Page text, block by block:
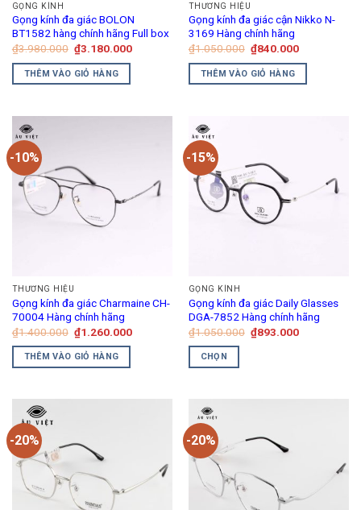
được
chọn
trên
trang
sản
GỌNG KÍNH
Gọng kính đa giác BOLON
BT1582 hàng chính hãng Full box
₫3.980.000 Giá
gốc
là:
₫3.980.000.
₫3.180.000Giá
THÊM VÀO GIỎ HÀNG
THƯƠNG HIỆU
Gọng kính đa giác cận Nikko N-
3169 Hàng chính hãng
₫1.050.000 Giá
gốc
là:
₫1.050.000.
₫840.000Giá
tại
THÊM VÀO GIỎ HÀNG
-10%
THƯƠNG HIỆU
Gọng kính đa giác Charmaine CH-
70004 Hàng chính hãng
₫1.400.000 Giá
gốc
là:
₫1.400.000.
₫1.260.000Giá
₫1.260.000.
THÊM VÀO GIỎ HÀNG
-15%
GỌNG KÍNH
Gọng kính đa giác Daily Glasses
DGA-7852 Hàng chính hãng
₫1.050.000 Giá
gốc
₫893.000Giá
CHỌN
này
có
nhiều
biến
thể.
-20% -20%